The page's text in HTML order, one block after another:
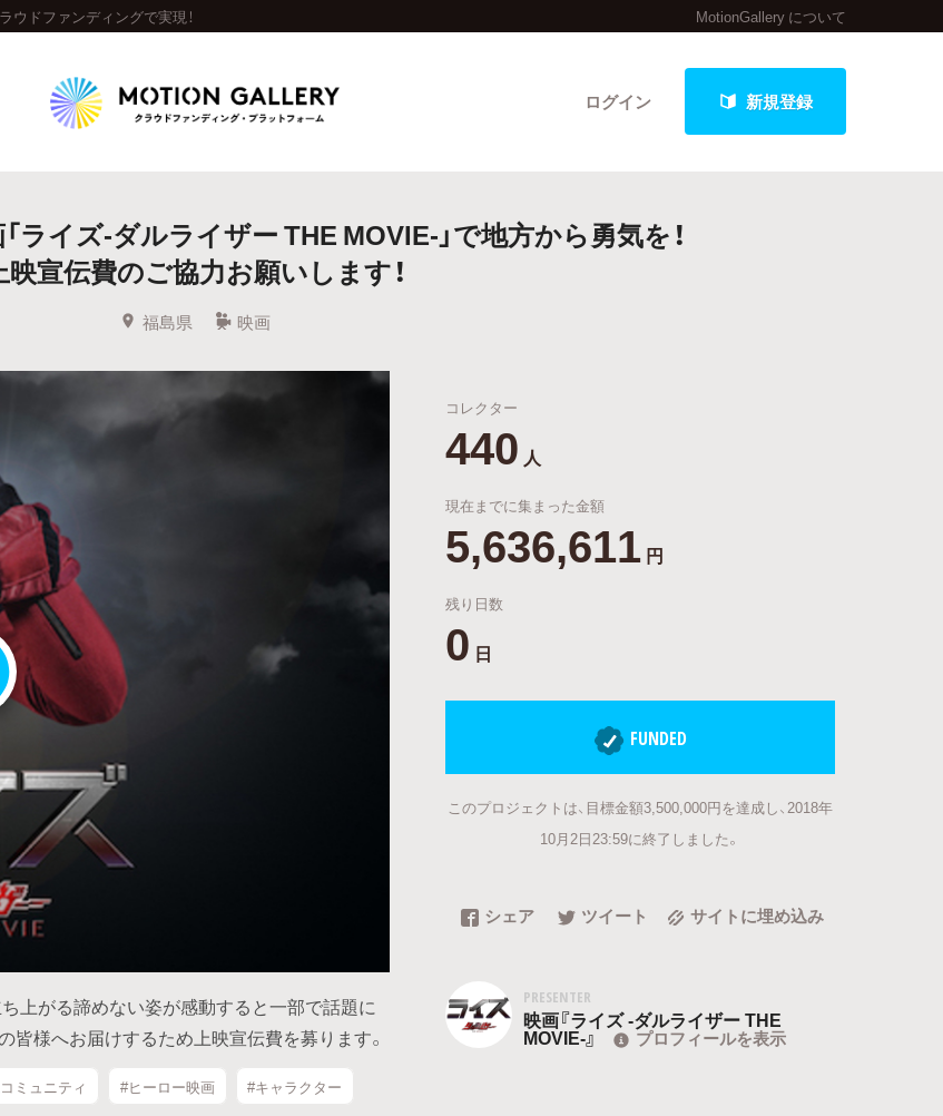
ウドファンディングで実現！ MotionGallery について
ログイン 新規登録
ジェクト 新着プロジェクト 終了間近のプロジェクト
Feature
ら探す キュレーターから探す 特集から探す
最新達成プロジェクト
ライズ-ダルライザー THE MOVIE-」で地方から勇気を！
映宣伝費のご協力お願いします！
福島県 映画
ち上がる諦めない姿が感動すると一部で話題に
皆様へお届けするため上映宣伝費を募ります。
ミュニティ #ヒーロー映画 #キャラクター
コレクター
440 人
現在までに集まった金額
5,636,611 円
残り日数
0 日
FUNDED
このプロジェクトは、目標金額3,500,000円を達成し、2018年
10月2日23:59に終了しました。
シェア ツイート サイトに埋め込み
PRESENTER
映画『ライズ -ダルライザー THE
MOVIE-』 プロフィールを表示